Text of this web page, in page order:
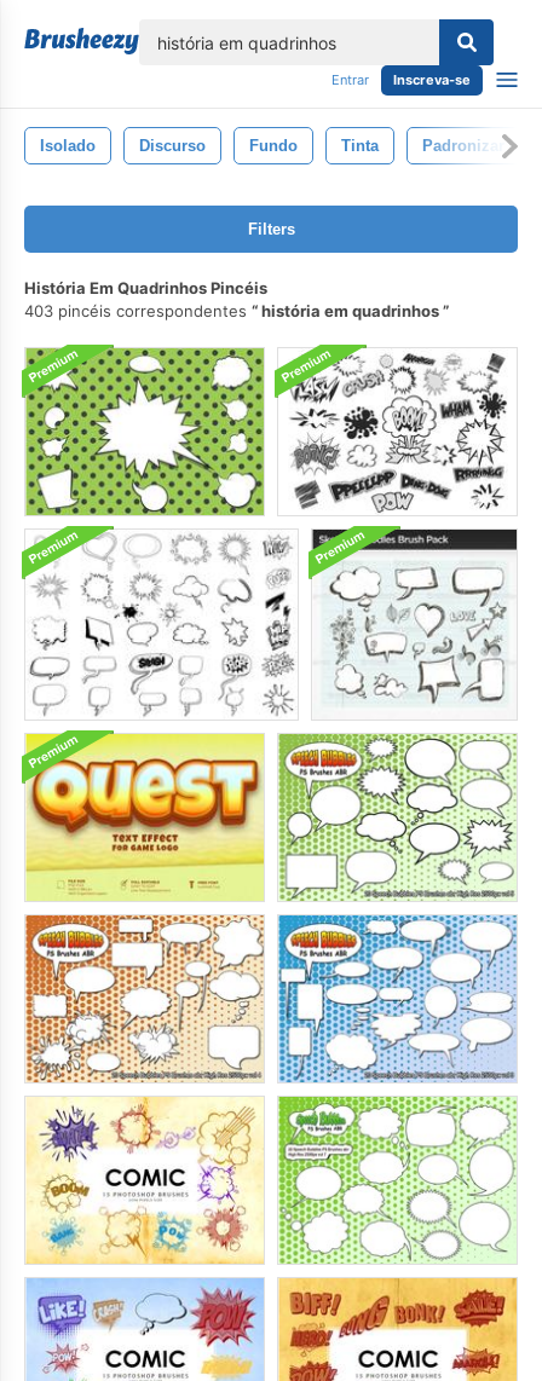
Entrar Inscreva-se
Isolado Discurso Fundo Tinta Padronizar
Filters
História Em Quadrinhos Pincéis
403 pincéis correspondentes
história em quadrinhos